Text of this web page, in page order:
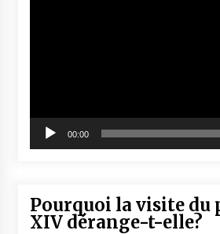
00:00
Pourquoi la visite du
XIV dérange-t-elle?